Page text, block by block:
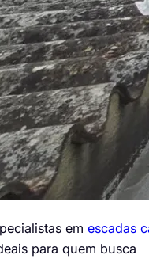
em escadas
para quem busca